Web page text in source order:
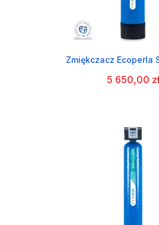
Zmiękczacz Ecoperla
5 650,00 zł